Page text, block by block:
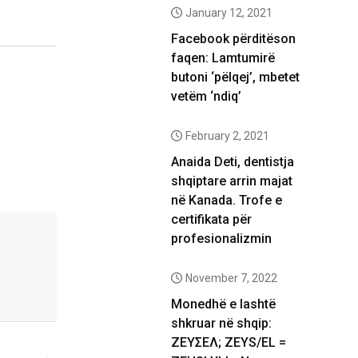
January 12, 2021
Facebook përditëson
faqen: Lamtumirë
butoni ‘pëlqej’, mbetet
vetëm ‘ndiq’
February 2, 2021
Anaida Deti, dentistja
shqiptare arrin majat
në Kanada. Trofe e
certifikata për
profesionalizmin
November 7, 2022
Monedhë e lashtë
shkruar në shqip:
ΖΕΥΣΕΛ; ZEYS/EL =